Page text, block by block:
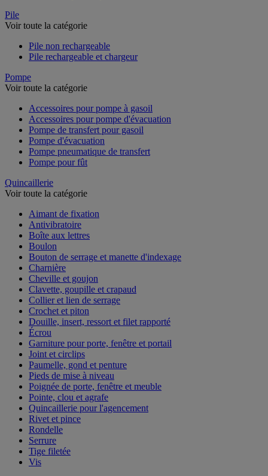
Pile
Voir toute la catégorie
Pile non rechargeable
Pile rechargeable et chargeur
Pompe
Voir toute la catégorie
Accessoires pour pompe à gasoil
Accessoires pour pompe d'évacuation
Pompe de transfert pour gasoil
Pompe d'évacuation
Pompe pneumatique de transfert
Pompe pour fût
Quincaillerie
Voir toute la catégorie
Aimant de fixation
Antivibratoire
Boîte aux lettres
Boulon
Bouton de serrage et manette d'indexage
Charnière
Cheville et goujon
Clavette, goupille et crapaud
Collier et lien de serrage
Crochet et piton
Douille, insert, ressort et filet rapporté
Écrou
Garniture pour porte, fenêtre et portail
Joint et circlips
Paumelle, gond et penture
Pieds de mise à niveau
Poignée de porte, fenêtre et meuble
Pointe, clou et agrafe
Quincaillerie pour l'agencement
Rivet et pince
Rondelle
Serrure
Tige filetée
Vis